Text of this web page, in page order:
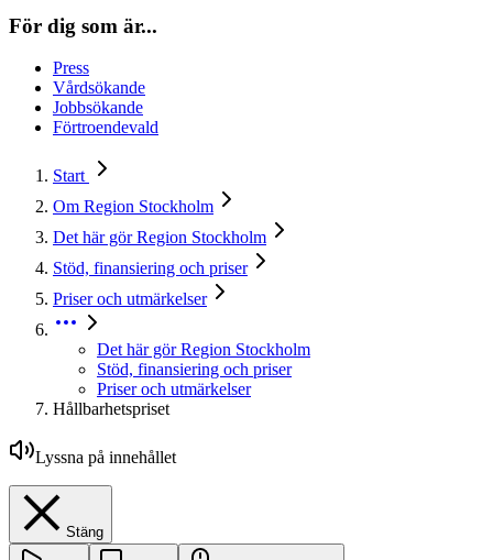
För dig som är...
Press
Vårdsökande
Jobbsökande
Förtroendevald
Start
Om Region Stockholm
Det här gör Region Stockholm
Stöd, finansiering och priser
Priser och utmärkelser
Det här gör Region Stockholm
Stöd, finansiering och priser
Priser och utmärkelser
Hållbarhetspriset
Lyssna på innehållet
Stäng